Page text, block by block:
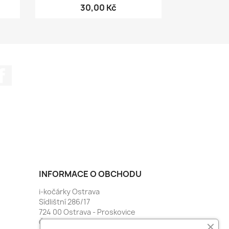
30,00 Kč
INFORMACE O OBCHODU
i-kočárky Ostrava
Sídlištní 286/17
724 00 Ostrava - Proskovice
Česko